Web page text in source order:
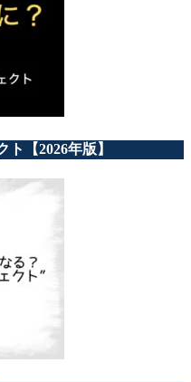
【2026年版】